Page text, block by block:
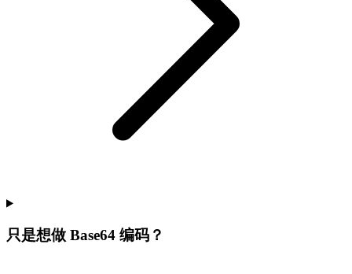
只是想做 Base64 编码？